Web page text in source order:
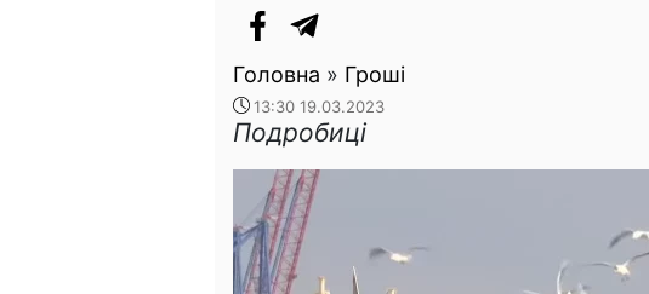
Головна » Гроші
13:30 19.03.2023
Подробиці